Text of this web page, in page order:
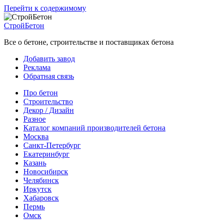
Перейти к содержимому
СтройБетон
Все о бетоне, строительстве и поставщиках бетона
Добавить завод
Реклама
Обратная связь
Про бетон
Строительство
Декор / Дизайн
Разное
Каталог компаний производителей бетона
Москва
Санкт-Петербург
Екатеринбург
Казань
Новосибирск
Челябинск
Иркутск
Хабаровск
Пермь
Омск